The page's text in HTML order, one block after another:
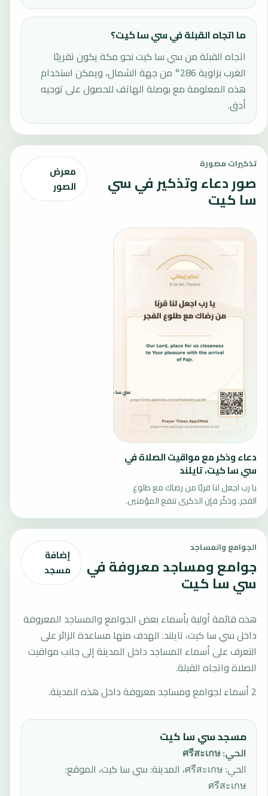
ما اتجاه القبلة في سي سا كيت؟
اتجاه القبلة من سي سا كيت نحو مكة يكون تقريبًا
الغرب بزاوية 286° من جهة الشمال، ويمكن استخدام
هذه المعلومة مع بوصلة الهاتف للحصول على توجيه
أدق.
تذكيرات مصورة
صور دعاء وتذكير في سي
سا كيت
معرض
الصور
دعاء وذكر مع مواقيت الصلاة في
سي سا كيت، تايلند
يا رب اجعل لنا قربًا من رضاك مع طلوع
الفجر. وذكّر فإن الذكرى تنفع المؤمنين.
الجوامع والمساجد
جوامع ومساجد معروفة في
سي سا كيت
إضافة
مسجد
هذه قائمة أولية بأسماء بعض الجوامع والمساجد المعروفة
داخل سي سا كيت، تايلند. الهدف منها مساعدة الزائر على
التعرف على أسماء المساجد داخل المدينة إلى جانب مواقيت
الصلاة واتجاه القبلة.
2 أسماء لجوامع ومساجد معروفة داخل هذه المدينة.
مسجد سي سا كيت
الحي:
ศรีสะเกษ
الحي: ศรีสะเกษ، المدينة: سي سا كيت، الموقع:
ศรีสะเกษ